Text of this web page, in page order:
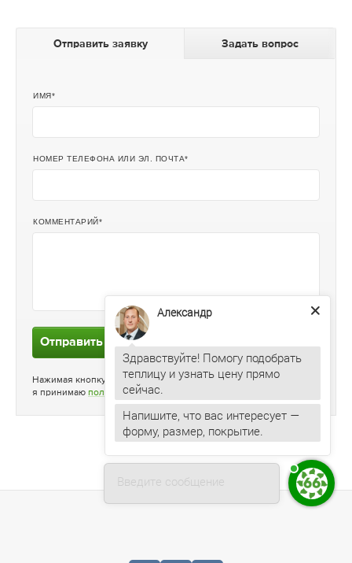
Отправить заявку Задать вопрос
ИМЯ
НОМЕР ТЕЛЕФОНА ИЛИ ЭЛ. ПОЧТА
КОММЕНТАРИЙ
Отправить заявку
Нажимая кнопку «Отправить заявку»
я принимаю политику конфиденциальности
Введите сообщение
Александр
Здравствуйте! Помогу подобрать
теплицу и узнать цену прямо
Напишите, что вас интересует —
форму, размер, покрытие.